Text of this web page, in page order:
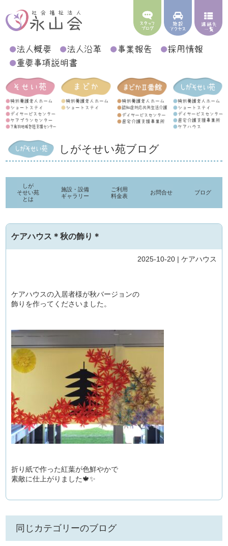
しがそせい苑ブログ
しが
そせい苑
とは
施設・設備
ギャラリー
ご利用
料金表
お問合せ ブログ
ケアハウス＊秋の飾り＊
2025-10-20 | ケアハウス
ケアハウスの入居者様が秋バージョンの
飾りを作ってくださいました。
折り紙で作った紅葉が色鮮やかで
素敵に仕上がりました🍁✨
同じカテゴリーのブログ